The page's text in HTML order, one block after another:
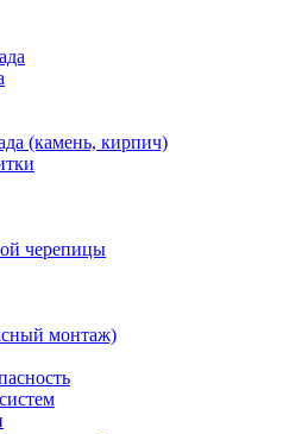
(камень, кирпич)
черепицы
монтаж)